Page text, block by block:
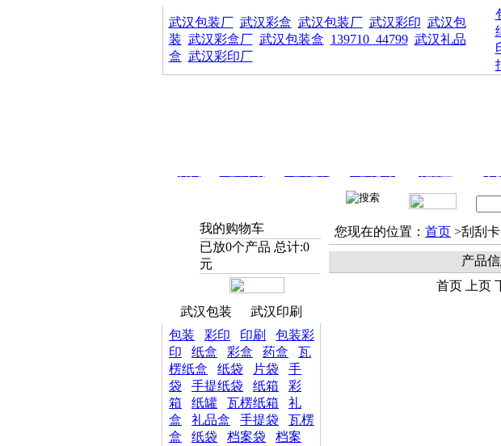
武汉包装厂 武汉彩盒 武汉包装厂 武汉彩印 武汉包
装 武汉彩盒厂 武汉包装盒 139710_44799 武汉礼品
盒 武汉彩印厂
我的购物车
已放0个产品 总计:0
元
武汉包装
武汉印刷
包装
彩印 印刷
包装彩
印
纸盒 彩盒 药盒
瓦
楞纸盒
纸袋 片袋
手
袋
手提纸袋 纸箱
彩
箱
纸罐 瓦楞纸箱
礼
盒
礼品盒 手提袋
瓦楞
盒
纸袋 档案袋
档案
您现在的位置： 首页 >刮刮卡
产品
首页 上页